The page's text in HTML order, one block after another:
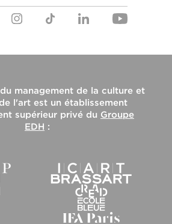
management de la culture et
l'artest un établissement
supérieur privé du Groupe
EDH :